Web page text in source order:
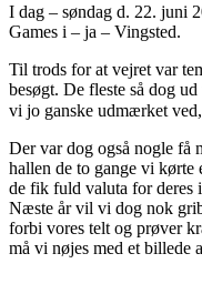
I dag – søndag d. 22. juni
Games i – ja – Vingsted.
Til trods for at vejret var
besøgt. De fleste så dog
vi jo ganske udmærket
Der var dog også nogle få
hallen de to gange vi
de fik fuld valuta for deres
Næste år vil vi dog nok
forbi vores telt og prøver
må vi nøjes med et billede